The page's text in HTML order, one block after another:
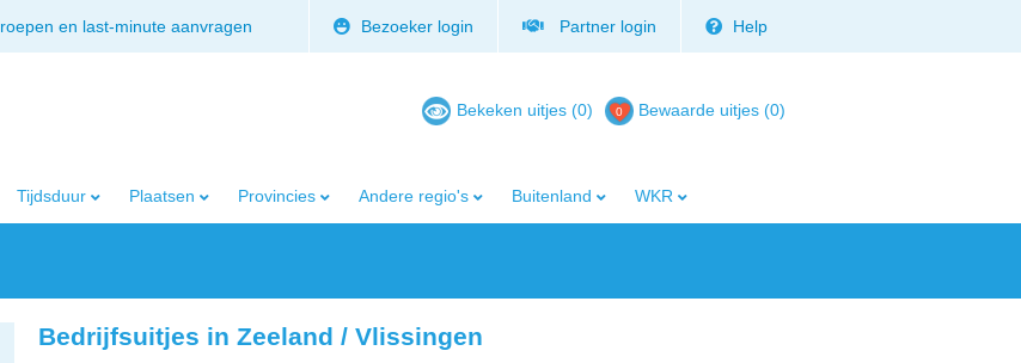
en last-minute aanvragen Bezoeker login Partner login Help
Bekeken uitjes (0) Bewaarde uitjes (0)
Tijdsduur Plaatsen Provincies Andere regio's Buitenland WKR
Bedrijfsuitjes in Zeeland / Vlissingen